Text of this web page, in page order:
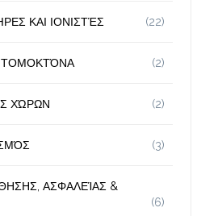
ΚΑΙ ΙΟΝΙΣΤΈΣ (22)
(2)
ΧΏΡΩΝ (2)
(3)
ΑΣΦΑΛΕΊΑΣ &
(6)